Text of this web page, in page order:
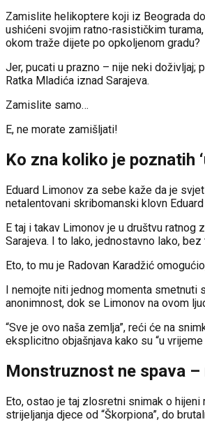
Zamislite helikoptere koji iz Beograda
ushićeni svojim ratno-rasističkim
okom traže dijete po opkoljenom gradu?
Jer, pucati u prazno – nije neki doživljaj;
Ratka Mladića iznad Sarajeva.
Zamislite samo…
E, ne morate zamišljati!
Ko zna koliko je poznatih
Eduard Limonov za sebe kaže da je
netalentovani skribomanski klovn
E taj i takav Limonov je u društvu ratnog
Sarajeva. I to lako, jednostavno lako,
Eto, to mu je Radovan Karadžić
I nemojte niti jednog momenta smetnuti
anonimnost, dok se Limonov na ovom
“Sve je ovo naša zemlja”, reći će na
eksplicitno objašnjava kako su “u
Monstruznost ne spava –
Eto, ostao je taj zlosretni snimak o
strijeljanja djece od “Škorpiona”, do